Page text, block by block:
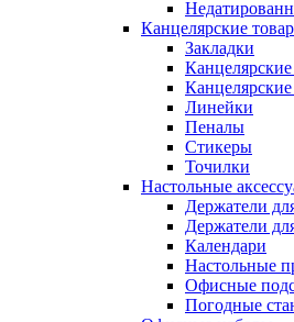
Канцелярские
Закладки
Линейки
Пеналы
Стикеры
Точилки
Настольные
Держатели
Держатели
Календари
Настольные
Офисные
Погодные